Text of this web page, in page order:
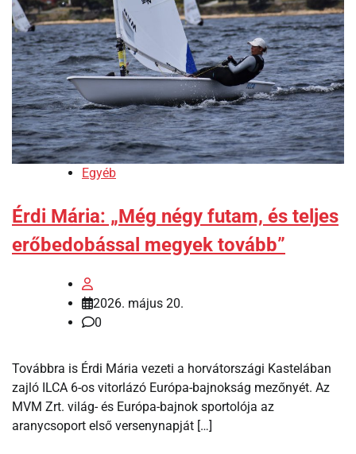
Egyéb
Érdi Mária: „Még négy futam, és teljes
erőbedobással megyek tovább”
2026. május 20.
0
Továbbra is Érdi Mária vezeti a horvátországi Kastelában
zajló ILCA 6-os vitorlázó Európa-bajnokság mezőnyét. Az
MVM Zrt. világ- és Európa-bajnok sportolója az
aranycsoport első versenynapját […]